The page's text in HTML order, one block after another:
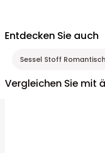
Entdecken Sie auch
Sessel Stoff Romantisch
Vergleichen Sie mit